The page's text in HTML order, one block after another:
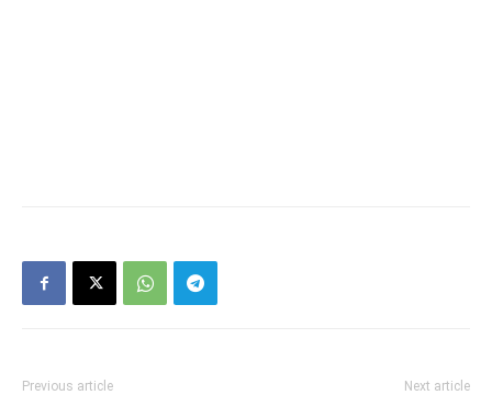
Previous article Next article